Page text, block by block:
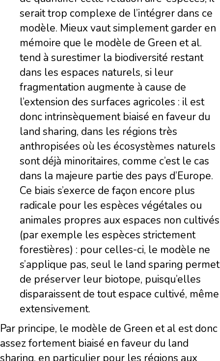
serait trop complexe de l’intégrer dans ce
modèle. Mieux vaut simplement garder en
mémoire que le modèle de Green et al.
tend à surestimer la biodiversité restant
dans les espaces naturels, si leur
fragmentation augmente à cause de
l’extension des surfaces agricoles : il est
donc intrinsèquement biaisé en faveur du
land sharing, dans les régions très
anthropisées où les écosystèmes naturels
sont déjà minoritaires, comme c’est le cas
dans la majeure partie des pays d’Europe.
Ce biais s’exerce de façon encore plus
radicale pour les espèces végétales ou
animales propres aux espaces non cultivés
(par exemple les espèces strictement
forestières) : pour celles-ci, le modèle ne
s’applique pas, seul le land sparing permet
de préserver leur biotope, puisqu’elles
disparaissent de tout espace cultivé, même
extensivement.
Par principe, le modèle de Green et al est donc
assez fortement biaisé en faveur du land
sharing, en particulier pour les régions aux